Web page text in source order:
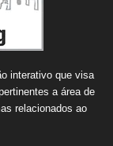
interativo que visa
a área de
relacionados ao